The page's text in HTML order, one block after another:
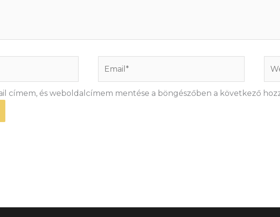
címem, és weboldalcímem mentése a böngészőben a következő